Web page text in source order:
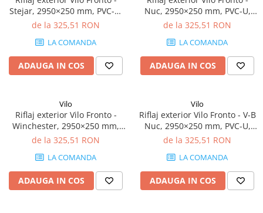
Panouri Decorative SPC
Panouri Decorative Premium
Stejar, 2950×250 mm, PVC-U,
2.95 mp/cutie (4 bucăți)
de la 325,51 RON
LA COMANDA
ADAUGA IN COS
Nuc, 2950×250 mm, PVC-U,
2.95 mp/cutie (4 bucăți)
de la 325,51 RON
LA COMANDA
ADAUGA IN COS
Vilo
Riflaj exterior Vilo Fronto -
Winchester, 2950×250 mm,
PVC-U, 2.95 mp/cutie (4
de la 325,51 RON
LA COMANDA
ADAUGA IN COS
Vilo
Riflaj exterior Vilo Fronto - V-B
Nuc, 2950×250 mm, PVC-U,
7.74 mp/cutie (10 bucăți)
de la 325,51 RON
LA COMANDA
ADAUGA IN COS